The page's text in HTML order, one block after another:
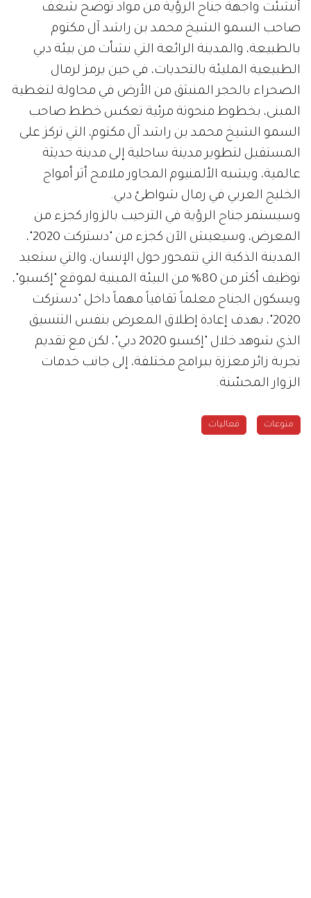
أنشئت واجهة جناح الرؤية من مواد توضح شغف
صاحب السمو الشيخ محمد بن راشد آل مكتوم
بالطبيعة، والمدينة الرائعة التي نشأت من بيئة دبي
الطبيعية المليئة بالتحديات، في حين يرمز لرمال
الصحراء بالحجر المنبثق من الأرض في محاولة لتغطية
المبنى، بخطوط منحوتة مرئية تعكس خطط صاحب
السمو الشيخ محمد بن راشد آل مكتوم، التي تركز على
المستقبل لتطوير مدينة ساحلية إلى مدينة حديثة
عالمية، ويشبه الألمنيوم المجاور ملامح أثر أمواج
الخليج العربي في رمال شواطئ دبي.
وسيستمر جناح الرؤية في الترحيب بالزوار كجزء من
المعرض، وسيعيش الآن كجزء من "دستركت 2020"،
المدينة الذكية التي تتمحور حول الإنسان، والتي ستعيد
توظيف أكثر من 80% من البيئة المبنية لموقع "إكسبو"،
ويسكون الجناح معلماً ثقافياً مهماً داخل "دستركت
2020"، بهدف إعادة إطلاق المعرض بنفس التنسيق
الذي شوهد خلال "إكسبو 2020 دبي"، لكن مع تقديم
تجربة زائر معززة ببرامج مختلفة، إلى جانب خدمات
الزوار المحسّنة.
منوعات فعاليات